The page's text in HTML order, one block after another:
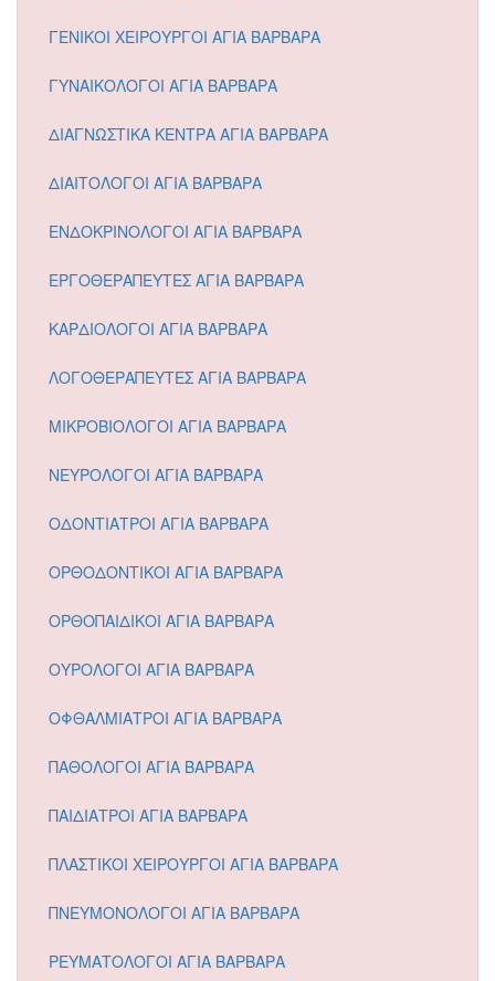
ΓΕΝΙΚΟΙ ΧΕΙΡΟΥΡΓΟΙ ΑΓΙΑ ΒΑΡΒΑΡΑ
ΓΥΝΑΙΚΟΛΟΓΟΙ ΑΓΙΑ ΒΑΡΒΑΡΑ
ΔΙΑΓΝΩΣΤΙΚΑ ΚΕΝΤΡΑ ΑΓΙΑ ΒΑΡΒΑΡΑ
ΔΙΑΙΤΟΛΟΓΟΙ ΑΓΙΑ ΒΑΡΒΑΡΑ
ΕΝΔΟΚΡΙΝΟΛΟΓΟΙ ΑΓΙΑ ΒΑΡΒΑΡΑ
ΕΡΓΟΘΕΡΑΠΕΥΤΕΣ ΑΓΙΑ ΒΑΡΒΑΡΑ
ΚΑΡΔΙΟΛΟΓΟΙ ΑΓΙΑ ΒΑΡΒΑΡΑ
ΛΟΓΟΘΕΡΑΠΕΥΤΕΣ ΑΓΙΑ ΒΑΡΒΑΡΑ
ΜΙΚΡΟΒΙΟΛΟΓΟΙ ΑΓΙΑ ΒΑΡΒΑΡΑ
ΝΕΥΡΟΛΟΓΟΙ ΑΓΙΑ ΒΑΡΒΑΡΑ
ΟΔΟΝΤΙΑΤΡΟΙ ΑΓΙΑ ΒΑΡΒΑΡΑ
ΟΡΘΟΔΟΝΤΙΚΟΙ ΑΓΙΑ ΒΑΡΒΑΡΑ
ΟΡΘΟΠΑΙΔΙΚΟΙ ΑΓΙΑ ΒΑΡΒΑΡΑ
ΟΥΡΟΛΟΓΟΙ ΑΓΙΑ ΒΑΡΒΑΡΑ
ΟΦΘΑΛΜΙΑΤΡΟΙ ΑΓΙΑ ΒΑΡΒΑΡΑ
ΠΑΘΟΛΟΓΟΙ ΑΓΙΑ ΒΑΡΒΑΡΑ
ΠΑΙΔΙΑΤΡΟΙ ΑΓΙΑ ΒΑΡΒΑΡΑ
ΠΛΑΣΤΙΚΟΙ ΧΕΙΡΟΥΡΓΟΙ ΑΓΙΑ ΒΑΡΒΑΡΑ
ΠΝΕΥΜΟΝΟΛΟΓΟΙ ΑΓΙΑ ΒΑΡΒΑΡΑ
ΡΕΥΜΑΤΟΛΟΓΟΙ ΑΓΙΑ ΒΑΡΒΑΡΑ